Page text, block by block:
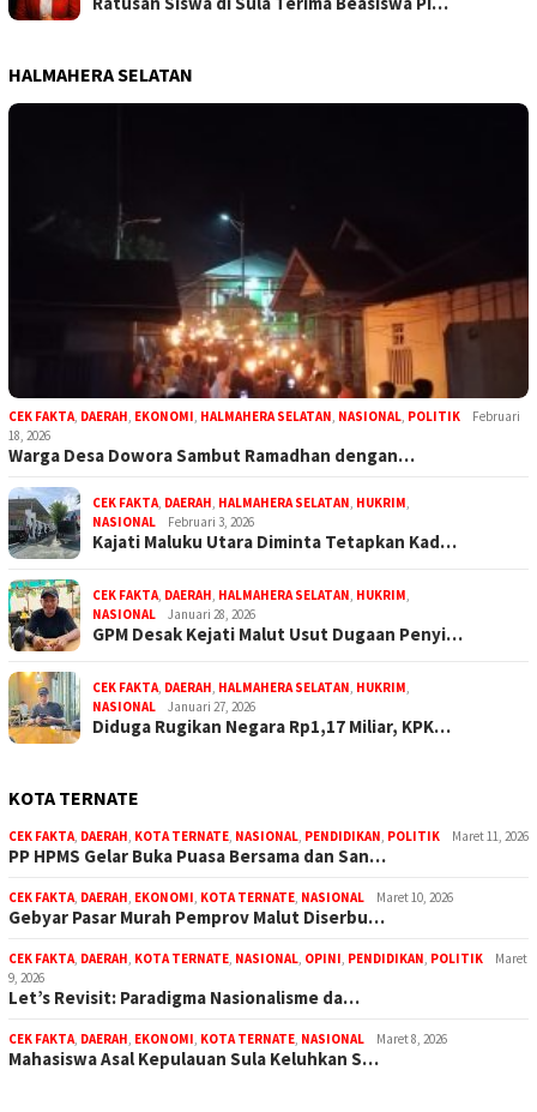
HALMAHERA SELATAN
CEK FAKTA, DAERAH, EKONOMI, HALMAHERA SELATAN, NASIONAL, POLITIK
Februari
18, 2026
Warga Desa Dowora Sambut Ramadhan dengan…
CEK FAKTA, DAERAH, HALMAHERA SELATAN, HUKRIM,
NASIONAL
Februari 3, 2026
Kajati Maluku Utara Diminta Tetapkan Kad…
CEK FAKTA, DAERAH, HALMAHERA SELATAN, HUKRIM,
NASIONAL
Januari 28, 2026
GPM Desak Kejati Malut Usut Dugaan Penyi…
CEK FAKTA, DAERAH, HALMAHERA SELATAN, HUKRIM,
NASIONAL
Januari 27, 2026
Diduga Rugikan Negara Rp1,17 Miliar, KPK…
KOTA TERNATE
CEK FAKTA, DAERAH, KOTA TERNATE, NASIONAL, PENDIDIKAN, POLITIK Maret 11, 2026
PP HPMS Gelar Buka Puasa Bersama dan San…
CEK FAKTA, DAERAH, EKONOMI, KOTA TERNATE, NASIONAL Maret 10, 2026
Gebyar Pasar Murah Pemprov Malut Diserbu…
CEK FAKTA, DAERAH, KOTA TERNATE, NASIONAL, OPINI, PENDIDIKAN, POLITIK
Maret
9, 2026
Let’s Revisit: Paradigma Nasionalisme da…
CEK FAKTA, DAERAH, EKONOMI, KOTA TERNATE, NASIONAL Maret 8, 2026
Mahasiswa Asal Kepulauan Sula Keluhkan S…